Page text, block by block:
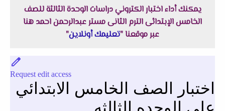
يمكنك أداء اختبار الكتروني دراسات الوحدة الثالثة للصف
الخامس الإبتدائى الترم الثانى مستر عبدالرحمن احمد هنا
عبر موقعنا "تعليمك أونلاين"